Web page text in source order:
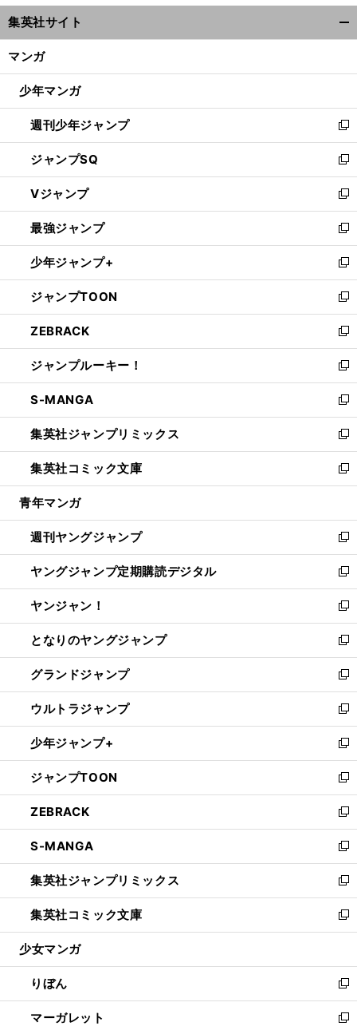
ウ
ィ
ン
ウ
開
く
集英社サイト
マンガ
少年マンガ
週刊少年ジャンプ
新
し
い
ウ
ィ
ン
ド
ウ
で
開
く
ジャンプSQ
新
し
い
ウ
ィ
ン
ド
ウ
で
開
く
Vジャンプ
新
し
い
ウ
ィ
ン
ド
ウ
で
開
く
最強ジャンプ
新
し
い
ウ
ィ
ン
ド
ウ
で
開
く
少年ジャンプ+
新
し
い
ウ
ィ
ン
ド
ウ
で
開
く
ジャンプTOON
新
し
い
ウ
ィ
ン
ド
ウ
で
開
く
ZEBRACK
新
し
い
ウ
ィ
ン
ド
ウ
で
開
ジャンプルーキー！
新
し
い
ウ
ィ
ン
ド
ウ
開
く
S-MANGA
新
し
い
ウ
ィ
ン
ウ
で
開
く
集英社ジャンプリミックス
新
し
い
ウ
ン
ド
ウ
で
開
く
集英社コミック文庫
新
し
ウ
ィ
ン
ド
ウ
で
開
く
青年マンガ
週刊ヤングジャンプ
新
し
い
ウ
ィ
ン
ド
ウ
で
開
く
ヤングジャンプ定期購読デジタル
新
し
い
ウ
ィ
ン
ド
ウ
で
開
く
ヤンジャン！
新
し
い
ウ
ィ
ン
ド
ウ
で
開
く
となりのヤングジャンプ
新
し
い
ウ
ィ
ン
ド
ウ
で
開
く
グランドジャンプ
新
し
い
ウ
ィ
ン
ド
ウ
で
開
く
ウルトラジャンプ
新
し
い
ウ
ィ
ン
ド
ウ
で
開
く
少年ジャンプ+
新
し
い
ウ
ィ
ン
ド
ウ
で
開
く
ジャンプTOON
新
し
い
ウ
ィ
ン
ド
ウ
で
開
ZEBRACK
新
し
い
ウ
ィ
ン
ド
ウ
開
く
S-MANGA
新
し
い
ウ
ィ
ン
ウ
で
開
く
集英社ジャンプリミックス
新
し
い
ウ
ン
ド
ウ
で
集英社コミック文庫
新
し
ウ
ィ
ン
ド
少女マンガ
りぼん
新
し
い
マーガレット
新